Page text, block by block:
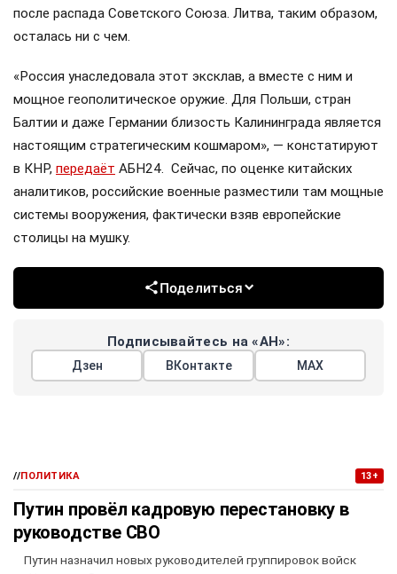
после распада Советского Союза. Литва, таким образом,
осталась ни с чем.
«Россия унаследовала этот эксклав, а вместе с ним и
мощное геополитическое оружие. Для Польши, стран
Балтии и даже Германии близость Калининграда является
настоящим стратегическим кошмаром», — констатируют
в КНР, передаёт АБН24. Сейчас, по оценке китайских
аналитиков, российские военные разместили там мощные
системы вооружения, фактически взяв европейские
столицы на мушку.
Поделиться
Подписывайтесь на «АН»:
Дзен ВКонтакте МАХ
//ПОЛИТИКА 13+
Путин провёл кадровую перестановку в
руководстве СВО
Путин назначил новых руководителей группировок войск